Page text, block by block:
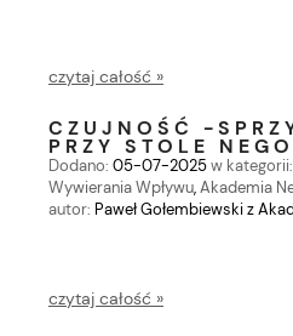
czytaj całość »
CZUJNOŚĆ -
PRZY STOLE
Dodano: 05-07-2025w kategorii:
Wywierania Wpływu,Akademia
autor: Paweł Gołembiewski z
czytaj całość »